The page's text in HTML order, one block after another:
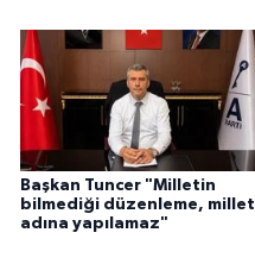
Başkan Tuncer "Milletin
bilmediği düzenleme, millet
adına yapılamaz"